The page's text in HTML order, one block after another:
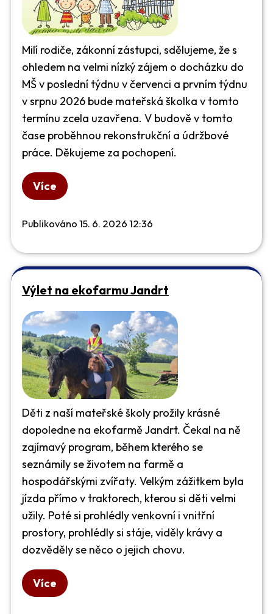
Milí rodiče, zákonní zástupci, sdělujeme, že s
ohledem na velmi nízký zájem o docházku do
MŠ v poslední týdnu v červenci a prvním týdnu
v srpnu 2026 bude mateřská školka v tomto
termínu zcela uzavřena. V budově v tomto
čase proběhnou rekonstrukční a údržbové
práce. Děkujeme za pochopení.
Více
Publikováno 15. 6. 2026 12:36
Výlet na ekofarmu Jandrt
Děti z naší mateřské školy prožily krásné
dopoledne na ekofarmě Jandrt. Čekal na ně
zajímavý program, během kterého se
seznámily se životem na farmě a
hospodářskými zvířaty. Velkým zážitkem byla
jízda přímo v traktorech, kterou si děti velmi
užily. Poté si prohlédly venkovní i vnitřní
prostory, prohlédly si stáje, viděly krávy a
dozvěděly se něco o jejich chovu.
Více